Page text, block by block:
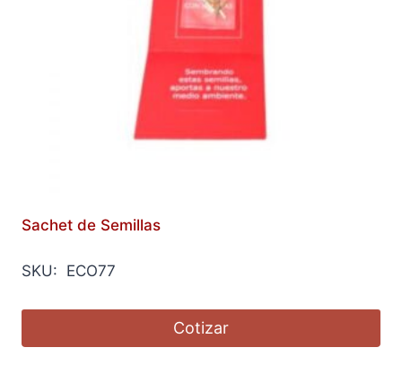
Sachet de Semillas
SKU: ECO77
Cotizar